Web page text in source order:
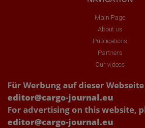
Main Page
About us
Publications
Partners
Our videos
Für Werbung auf dieser
editor@cargo-journal.eu
For advertising on this website,
editor@cargo-journal.eu